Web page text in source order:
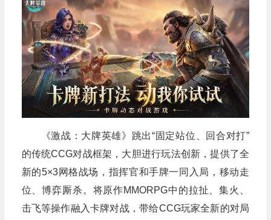
《激战：大牌英雄》跳出“固定站位、回合对打”
的传统CCG对战框架，大胆进行玩法创新，提供了全
新的5×3网格战场，指挥官和手牌一同入局，移动走
位、博弈厮杀。将原作MMORPG中的拉扯、集火、
击飞等操作融入卡牌对战，带给CCG玩家全新的对局